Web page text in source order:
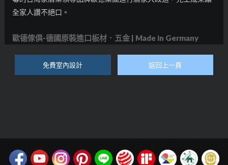
全家人讚不絕口。
歐德傢俱-德國原裝進口板材．五金 | Made in Germany
免費室內設計 返回上一頁